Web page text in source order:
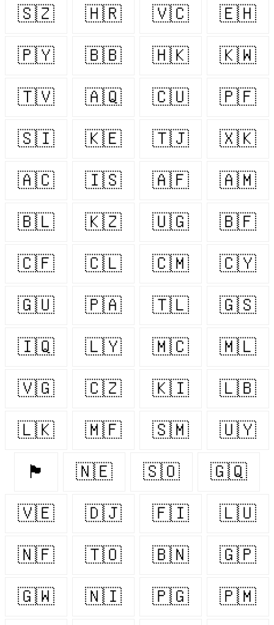
🇸🇿 🇭🇷 🇻🇨 🇪🇭
🇵🇾 🇧🇧 🇭🇰 🇰🇼
🇹🇻 🇦🇶 🇨🇺 🇵🇫
🇸🇮 🇰🇪 🇹🇯 🇽🇰
🇦🇨 🇮🇸 🇦🇫 🇦🇲
🇧🇱 🇰🇿 🇺🇬 🇧🇫
🇨🇫 🇨🇱 🇨🇲 🇨🇾
🇬🇺 🇵🇦 🇹🇱 🇬🇸
🇮🇶 🇱🇾 🇲🇨 🇲🇱
🇻🇬 🇨🇿 🇰🇮 🇱🇧
🇱🇰 🇲🇫 🇸🇲 🇺🇾
🏴󠁧󠁢󠁷󠁬󠁳󠁿 🇳🇪 🇸🇴 🇬🇶
🇻🇪 🇩🇯 🇫🇮 🇱🇺
🇳🇫 🇹🇴 🇧🇳 🇬🇵
🇬🇼 🇳🇮 🇵🇬 🇵🇲